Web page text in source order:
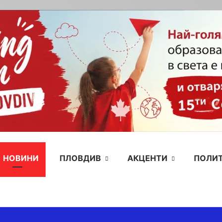
НОВИНИ ПЛОВДИВ АКЦЕНТИ